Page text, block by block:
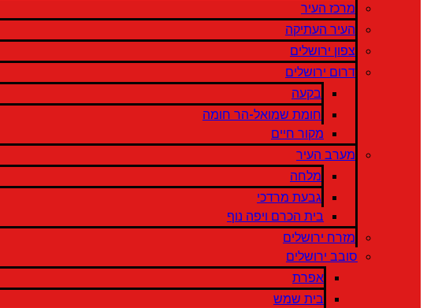
מרכז העיר
העיר העתיקה
צפון ירושלים
דרום ירושלים
בקעה
חומת שמואל-הר חומה
מקור חיים
מערב העיר
מלחה
גבעת מרדכי
בית הכרם ויפה נוף
מזרח ירושלים
סובב ירושלים
אפרת
בית שמש